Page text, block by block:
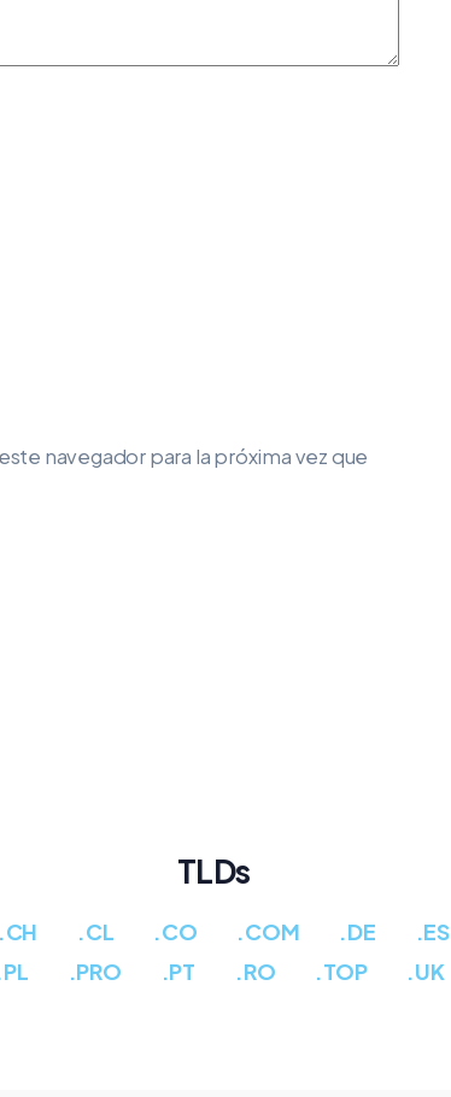
navegador para la próxima vez que
TLDs
.CH .CL .CO .COM .DE .ES
.PRO .PT .RO .TOP .UK